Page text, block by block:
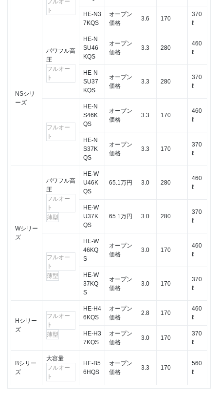
めは
ト
HE-N3
7KQS
オープン
価格
3.6 170
370
ℓ
NSシリ
ーズ
パワフル高
圧
フルオー
ト
HE-N
SU46
KQS
オープン
価格
3.3 280
460
ℓ
HE-N
SU37
KQS
オープン
価格
3.3 280
370
ℓ
フルオー
ト
HE-N
S46K
QS
オープン
価格
3.3 170
460
ℓ
HE-N
S37K
QS
オープン
価格
3.3 170
370
ℓ
Wシリー
ズ
パワフル高
圧
フルオー
ト
薄型
HE-W
U46K
QS
65.1万円 3.0 280
460
ℓ
HE-W
U37K
QS
65.1万円 3.0 280
370
ℓ
フルオー
ト
薄型
HE-W
46KQ
S
オープン
価格
3.0 170
460
ℓ
HE-W
37KQ
S
オープン
価格
3.0 170
370
ℓ
Hシリー
ズ
フルオー
ト
薄型
HE-H4
6KQS
オープン
価格
2.8 170
460
ℓ
HE-H3
7KQS
オープン
価格
3.0 170
370
ℓ
Bシリー
ズ
大容量
フルオー
ト
HE-B5
6HQS
オープン
価格
3.3 170
560
ℓ